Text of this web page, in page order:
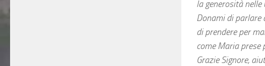
la generosità
Donami di parlare
di prendere per
come Maria prese
Grazie Signore,